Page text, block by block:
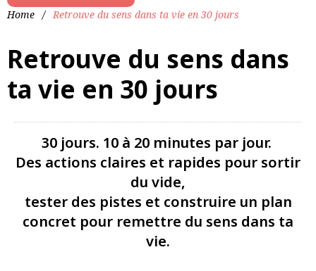
Home / Retrouve du sens dans ta vie en 30 jours
Retrouve du sens dans
ta vie en 30 jours
30 jours. 10 à 20 minutes par jour.
Des actions claires et rapides pour sortir
du vide,
tester des pistes et construire un plan
concret pour remettre du sens dans ta
vie.